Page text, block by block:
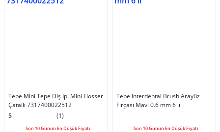
Tepe Mini Tepe Diş İpi Mini Flosser
Çatallı 7317400022512
5
(1)
Son 10 Günün En Düşük Fiyatı
Tepe Interdental Brush Arayüz
Fırçası Mavi 0.6 mm 6 lı
Son 10 Günün En Düşük Fiyatı